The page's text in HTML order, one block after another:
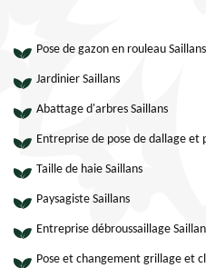
Pose de gazon en rouleau Saillans
Jardinier Saillans
Abattage d'arbres Saillans
Entreprise de pose de dallage et
Taille de haie Saillans
Paysagiste Saillans
Entreprise débroussaillage
Pose et changement grillage et